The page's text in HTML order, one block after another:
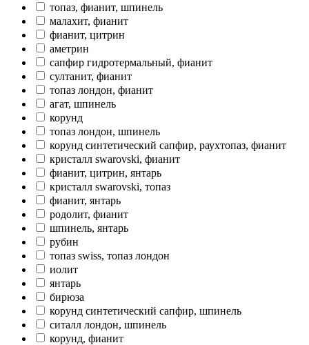
топаз, фианит, шпинель
малахит, фианит
фианит, цитрин
аметрин
сапфир гидротермальный, фианит
султанит, фианит
топаз лондон, фианит
агат, шпинель
корунд
топаз лондон, шпинель
корунд синтетический сапфир, раухтопаз, фианит
кристалл swarovski, фианит
фианит, цитрин, янтарь
кристалл swarovski, топаз
фианит, янтарь
родолит, фианит
шпинель, янтарь
рубин
топаз swiss, топаз лондон
иолит
янтарь
бирюза
корунд синтетический сапфир, шпинель
ситалл лондон, шпинель
корунд, фианит